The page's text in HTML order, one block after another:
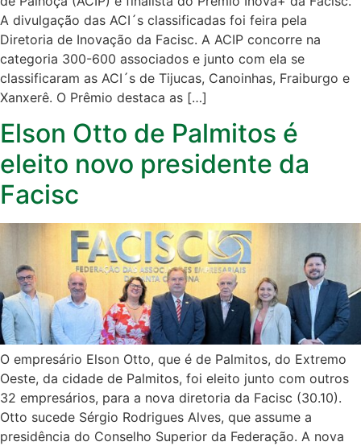
A divulgação das ACI´s classificadas foi feira pela
Diretoria de Inovação da Facisc. A ACIP concorre na
categoria 300-600 associados e junto com ela se
classificaram as ACI´s de Tijucas, Canoinhas, Fraiburgo e
Xanxerê. O Prêmio destaca as […]
Elson Otto de Palmitos é
eleito novo presidente da
Facisc
O empresário Elson Otto, que é de Palmitos, do Extremo
Oeste, da cidade de Palmitos, foi eleito junto com outros
32 empresários, para a nova diretoria da Facisc (30.10).
Otto sucede Sérgio Rodrigues Alves, que assume a
presidência do Conselho Superior da Federação. A nova